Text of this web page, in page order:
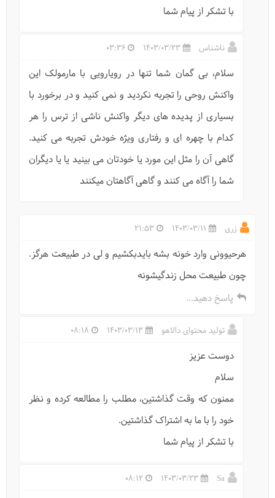
با تشکر از پیام شما
ناشناس 1403/03/23
03:36
سلام، بی گمان شما تنها در رویارویی با مارمولک این
واکنش روحی را تجربه نکردید و نمی کنید و در برخورد با
بسیاری از پدیده های دیگر واکنش ناشی از ترس را هر
کدام با چهره ای و رفتاری ویژه خودش تجربه می کنید.
گاهی آن را مثل این مورد یا خودتان می بینید یا یا دیگران
شما را آگاه می کنند و گاهی آگاهتان میکنند
زری 1403/03/11
21:53
هرحیوونی وارد خونه بشه بایدبکشیم و لی در طبیعت هرگز.
چون طبیعت محل زندگیشونه
پاسخ دهید...
تولید محتوای دالاهو 1403/03/13
08:18
دوست عزیز
سلام
ممنون که وقت گذاشتین، مطلب را مطالعه کرده و نظر
خود را با ما به اشتراک گذاشتین.
با تشکر از پیام شما
Sa
1403/03/23
08:12